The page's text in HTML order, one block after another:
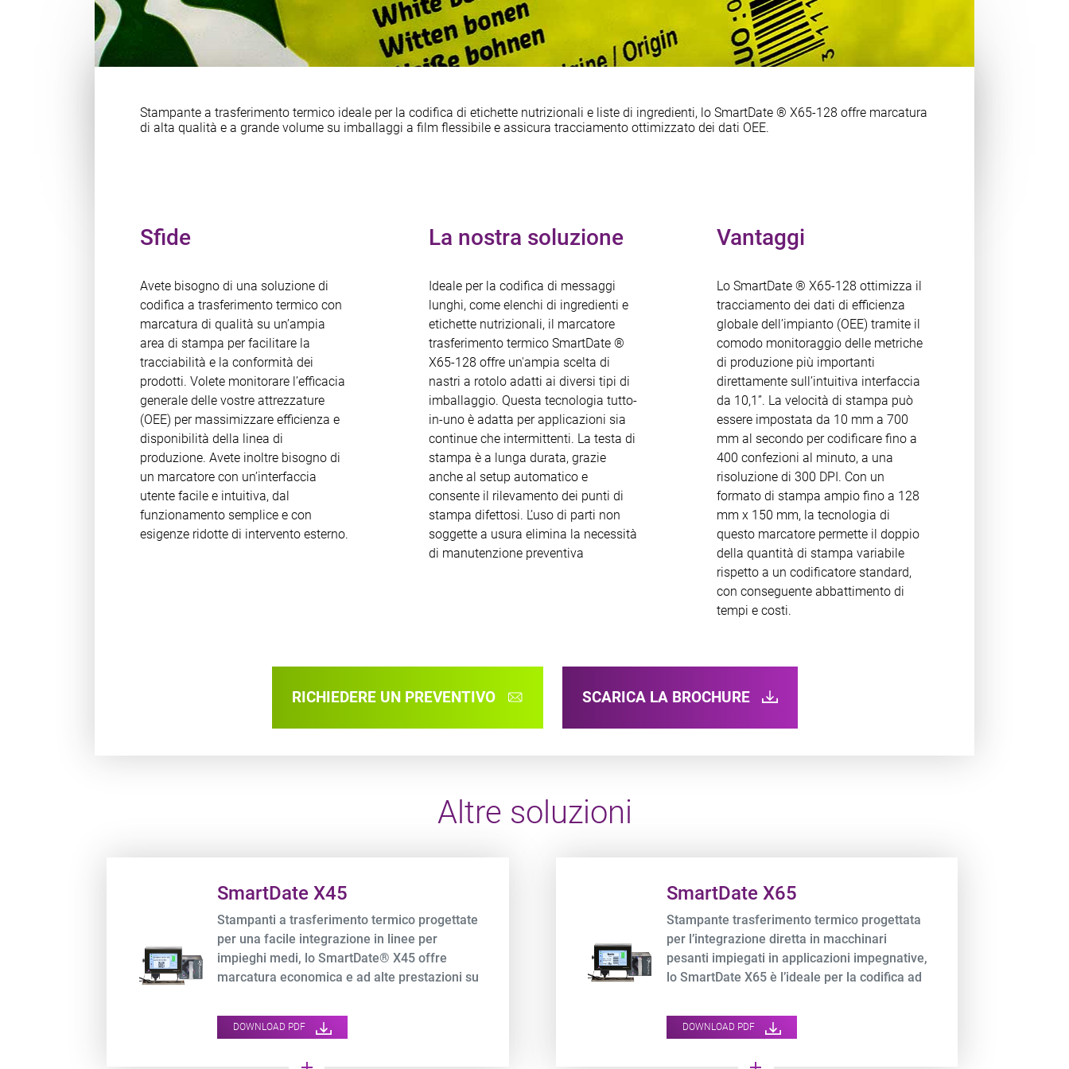
Stampante a trasferimento termico ideale per la codifica di etichette nutrizionali e liste di ingredienti, lo SmartDate ® X65-128 offre marcatura
di alta qualità e a grande volume su imballaggi a film flessibile e assicura tracciamento ottimizzato dei dati OEE.
Sfide
Avete bisogno di una soluzione di
codifica a trasferimento termico con
marcatura di qualità su un’ampia
area di stampa per facilitare la
tracciabilità e la conformità dei
prodotti. Volete monitorare l’efficacia
generale delle vostre attrezzature
(OEE) per massimizzare efficienza e
disponibilità della linea di
produzione. Avete inoltre bisogno di
un marcatore con un’interfaccia
utente facile e intuitiva, dal
funzionamento semplice e con
esigenze ridotte di intervento esterno.
La nostra soluzione
Ideale per la codifica di messaggi
lunghi, come elenchi di ingredienti e
etichette nutrizionali, il marcatore
trasferimento termico SmartDate ®
X65-128 offre un'ampia scelta di
nastri a rotolo adatti ai diversi tipi di
imballaggio. Questa tecnologia tutto-
in-uno è adatta per applicazioni sia
continue che intermittenti. La testa di
stampa è a lunga durata, grazie
anche al setup automatico e
consente il rilevamento dei punti di
stampa difettosi. L’uso di parti non
soggette a usura elimina la necessità
di manutenzione preventiva
Vantaggi
Lo SmartDate ® X65-128 ottimizza il
tracciamento dei dati di efficienza
globale dell’impianto (OEE) tramite il
comodo monitoraggio delle metriche
di produzione più importanti
direttamente sull’intuitiva interfaccia
da 10,1”. La velocità di stampa può
essere impostata da 10 mm a 700
mm al secondo per codificare fino a
400 confezioni al minuto, a una
risoluzione di 300 DPI. Con un
formato di stampa ampio fino a 128
mm x 150 mm, la tecnologia di
questo marcatore permette il doppio
della quantità di stampa variabile
rispetto a un codificatore standard,
con conseguente abbattimento di
tempi e costi.
RICHIEDERE UN PREVENTIVO SCARICA LA BROCHURE
Altre soluzioni
SmartDate X45
Stampanti a trasferimento termico progettate
per una facile integrazione in linee per
impieghi medi, lo SmartDate® X45 offre
marcatura economica e ad alte prestazioni su
dei dati OEE.
DOWNLOAD PDF
SmartDate X65
Stampante trasferimento termico progettata
per l’integrazione diretta in macchinari
pesanti impiegati in applicazioni impegnative,
lo SmartDate X65 è l’ideale per la codifica ad
film flessibile.
DOWNLOAD PDF